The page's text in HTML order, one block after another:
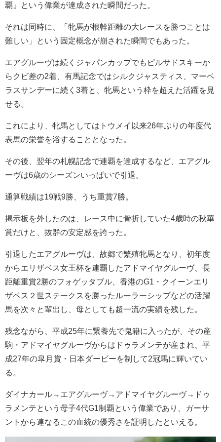
覇』という偉業が達成された瞬間だった。
それは同時に、「牝馬が根幹距離の大レースを勝つことは
難しい」という固定概念が崩された瞬間でもあった。
エアグルーヴは続くジャパンカップでもピルサドスキーか
らクビ差の2着、有馬記念ではシルクジャスティス、マーベ
ラスサンデーに続く3着と、牝馬という枠を超えた活躍を見
せる。
これにより、牝馬としてはトウメイ以来26年ぶりの年度代
表馬の栄誉を浴することとなった。
その後、翌年の札幌記念で連覇を達成するなど、エアグル
ーヴは6歳のシーズンいっぱいで引退。
通算戦績は19戦9勝、うち重賞7勝。
掲示板を外したのは、レース中に骨折していた4歳時の秋華
賞だけと、抜群の安定感を誇った。
引退したエアグルーヴは、故郷で繁殖牝馬となり、初年度
からエリザベス女王杯を連覇したアドマイヤグルーヴ、長
距離重賞2勝のフォゲッタブル、香港のG1・クイーンエリ
ザベス２世ステークスを勝ったルーラーシップなどの活躍
馬を次々と輩出し、母としても超一流の実績を残した。
残念ながら、平成25年に繋養先で鬼籍に入ったが、その産
駒・アドマイヤグルーヴからはドゥラメンテが産まれ、平
成27年の皐月賞・日本ダービーを制して2冠馬に輝いてい
る。
ダイナカール→エアグルーヴ→アドマイヤグルーヴ→ドゥ
ラメンテという母子4代G1制覇という偉業であり、ガーサ
ントから連なるこの血統の優秀さを証明したといえる。